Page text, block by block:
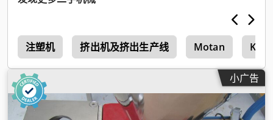
注塑机 挤出机及挤出生产线 Motan Koch
小广告